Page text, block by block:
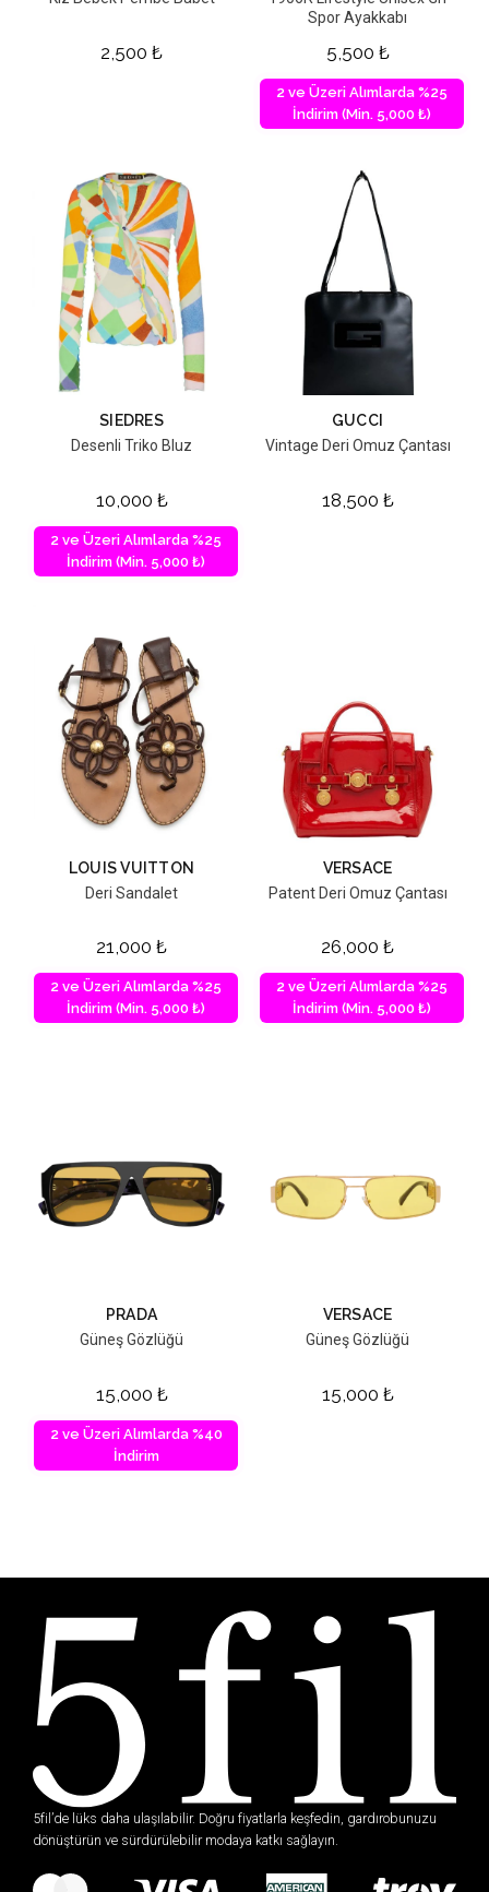
2,500 ₺
Spor Ayakkabı
5,500 ₺
2 ve Üzeri Alımlarda %25
İndirim (Min. 5,000 ₺)
SIEDRES
Desenli Triko Bluz
10,000 ₺
2 ve Üzeri Alımlarda %25
İndirim (Min. 5,000 ₺)
GUCCI
Vintage Deri Omuz Çantası
18,500 ₺
LOUIS VUITTON
Deri Sandalet
21,000 ₺
2 ve Üzeri Alımlarda %25
İndirim (Min. 5,000 ₺)
VERSACE
Patent Deri Omuz Çantası
26,000 ₺
2 ve Üzeri Alımlarda %25
İndirim (Min. 5,000 ₺)
PRADA
Güneş Gözlüğü
15,000 ₺
2 ve Üzeri Alımlarda %40
İndirim
VERSACE
Güneş Gözlüğü
15,000 ₺
5fil’de lüks daha ulaşılabilir. Doğru fiyatlarla keşfedin, gardırobunuzu
dönüştürün ve sürdürülebilir modaya katkı sağlayın.